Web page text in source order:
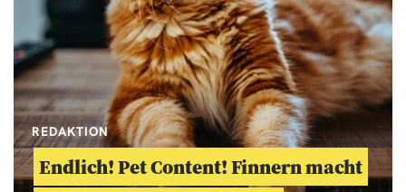
REDAKTION
Endlich! Pet Content! Finnern macht